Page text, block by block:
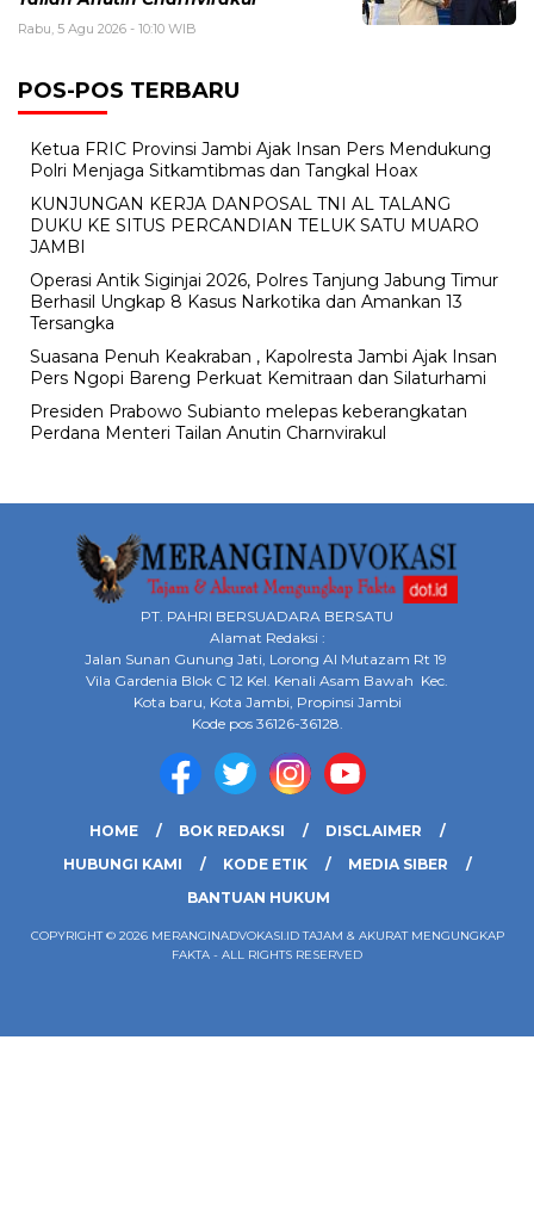
Rabu, 5 Agu 2026 - 10:10 WIB
POS-POS TERBARU
Ketua FRIC Provinsi Jambi Ajak Insan Pers Mendukung
Polri Menjaga Sitkamtibmas dan Tangkal Hoax
KUNJUNGAN KERJA DANPOSAL TNI AL TALANG
DUKU KE SITUS PERCANDIAN TELUK SATU MUARO
JAMBI
Operasi Antik Siginjai 2026, Polres Tanjung Jabung Timur
Berhasil Ungkap 8 Kasus Narkotika dan Amankan 13
Tersangka
Suasana Penuh Keakraban , Kapolresta Jambi Ajak Insan
Pers Ngopi Bareng Perkuat Kemitraan dan Silaturhami
Presiden Prabowo Subianto melepas keberangkatan
Perdana Menteri Tailan Anutin Charnvirakul
PT. PAHRI BERSUADARA BERSATU
Alamat Redaksi :
Jalan Sunan Gunung Jati, Lorong Al Mutazam Rt 19
Vila Gardenia Blok C 12 Kel. Kenali Asam Bawah Kec.
Kota baru, Kota Jambi, Propinsi Jambi
Kode pos 36126-36128.
HOME BOK REDAKSI
DISCLAIMER
HUBUNGI KAMI
KODE ETIK
MEDIA SIBER
BANTUAN HUKUM
COPYRIGHT © 2026 MERANGINADVOKASI.ID TAJAM & AKURAT MENGUNGKAP
FAKTA - ALL RIGHTS RESERVED